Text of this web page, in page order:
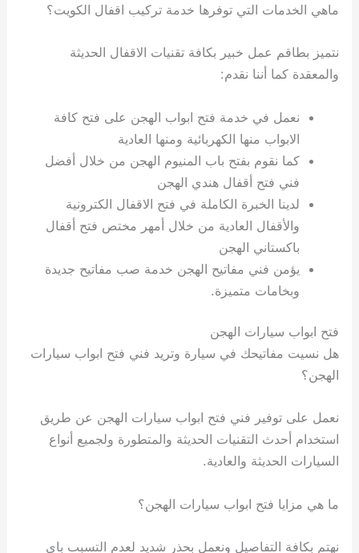
ماهي الخدمات التي توفرها خدمة تركيب اقفال الكويت؟
نتميز بطاقم عمل خبير بكافة تقنيات الاقفال الحديثة
والمعقدة كما أننا نقدم:
نعمل في خدمة فتح ابواب الهجن على فتح كافة
الابواب منها الكهربائية ومنها العادية
كما نقوم بفتح باب المنيوم الهجن من خلال أفضل
فني فتح أقفال هندي الهجن
لدينا الخبرة الكاملة في فتح الاقفال الكترونية
والأقفال العادية من خلال أمهر مختص فتح أقفال
باكستاني الهجن
يؤمن فني مفاتيح الهجن خدمة صب مفاتيح جديدة
وبخامات متميزة.
فتح ابواب سيارات الهجن
هل نسيت مفاتيحك في سيارة وتريد فني فتح ابواب سيارات
الهجن؟
نعمل على توفير فني فتح ابواب سيارات الهجن عن طريق
استخدام أحدث التقنيات الحديثة والمتطورة ولجميع أنواع
السيارات الحديثة والعادية.
ما هي مزايا فتح ابواب سيارات الهجن؟
نهتم بكافة التفاصيل ونعمل بحذر شديد لعدم التسبب باي